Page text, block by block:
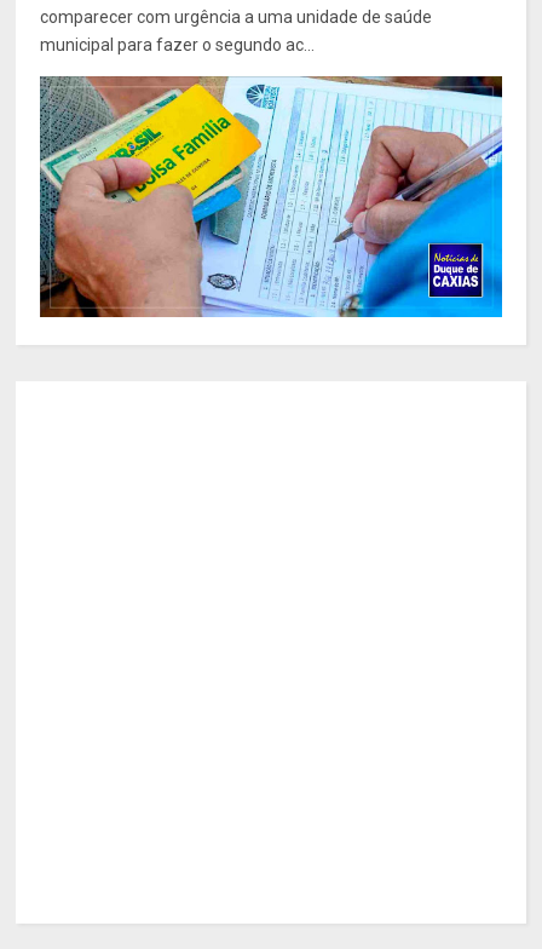
comparecer com urgência a uma unidade de saúde
municipal para fazer o segundo ac...